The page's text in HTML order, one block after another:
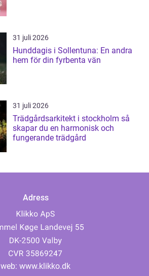
31 juli 2026
Hunddagis i Sollentuna: En andra
hem för din fyrbenta vän
31 juli 2026
Trädgårdsarkitekt i stockholm så
skapar du en harmonisk och
fungerande trädgård
Adress
web: www.klikko.dk